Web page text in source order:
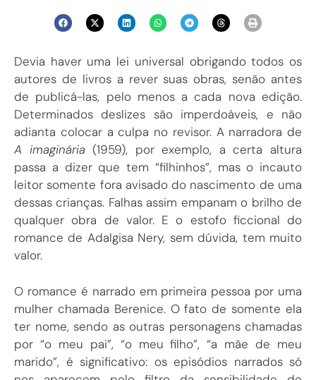
Devia haver uma lei universal obrigando todos os
autores de livros a rever suas obras, senão antes
de publicá-las, pelo menos a cada nova edição.
Determinados deslizes são imperdoáveis, e não
adianta colocar a culpa no revisor. A narradora de
A imaginária(1959), por exemplo, a certa altura
passa a dizer que tem “filhinhos”, mas o incauto
leitor somente fora avisado do nascimento de uma
dessas crianças. Falhas assim empanam o brilho de
qualquer obra de valor. E o estofo ficcional do
romance de Adalgisa Nery, sem dúvida, tem muito
valor.
O romance é narrado em primeira pessoa por uma
mulher chamada Berenice. O fato de somente ela
ter nome, sendo as outras personagens chamadas
por “o meu pai”, “o meu filho”, “a mãe de meu
marido”, é significativo: os episódios narrados só